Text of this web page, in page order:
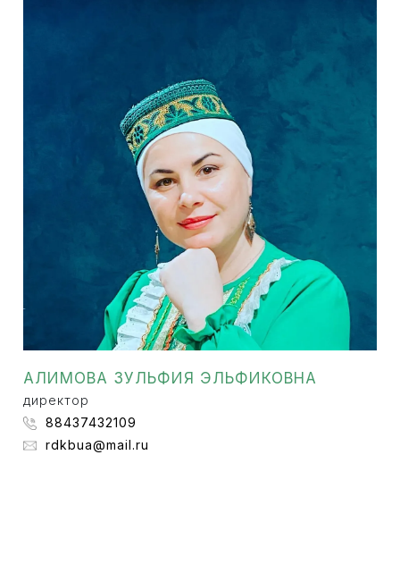
АЛИМОВА ЗУЛЬФИЯ ЭЛЬФИКОВНА
директор
88437432109
rdkbua@mail.ru